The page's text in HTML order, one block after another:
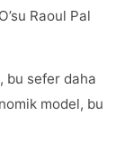
Raoul Pal
bu sefer daha
model, bu